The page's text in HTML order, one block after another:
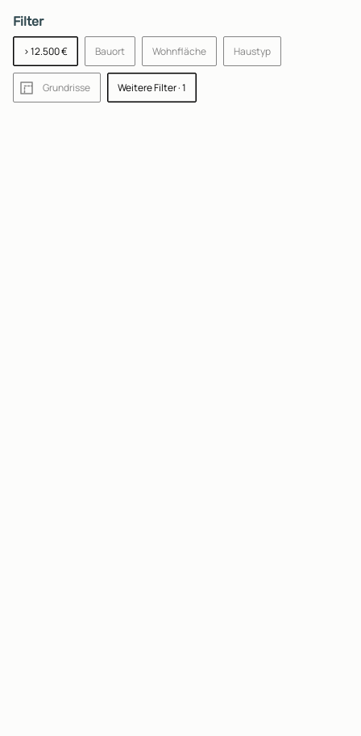
Filter
> 12.500 € Bauort Wohnfläche Haustyp
Grundrisse Weitere Filter· 1